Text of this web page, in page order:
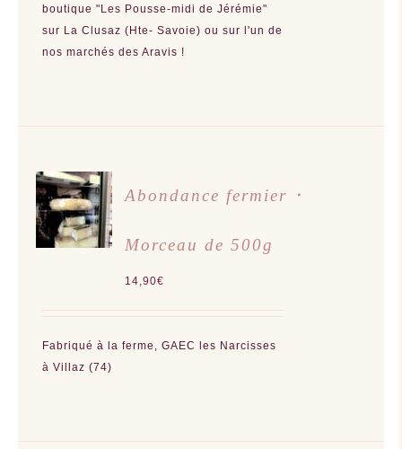
boutique "Les Pousse-midi de Jérémie"
sur La Clusaz (Hte- Savoie) ou sur l'un de
nos marchés des Aravis !
AJOUTER
AU
PANIER
/
DÉTAILS
Abondance fermier ･
Morceau de 500g
14,90€
Fabriqué à la ferme, GAEC les Narcisses
à Villaz (74)